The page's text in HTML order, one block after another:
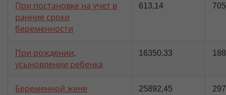
При постановке на учет в
ранние сроки
беременности
613,14
При рождении,
усыновлении ребенка
16350,33
Беременной жене
25892,45